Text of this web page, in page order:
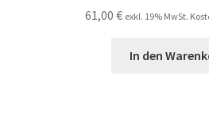
61,00 € exkl. 19% MwSt.
In den